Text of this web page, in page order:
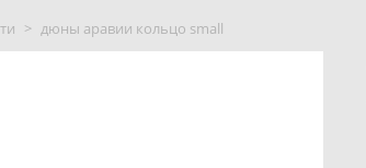
> дюны аравии кольцо small